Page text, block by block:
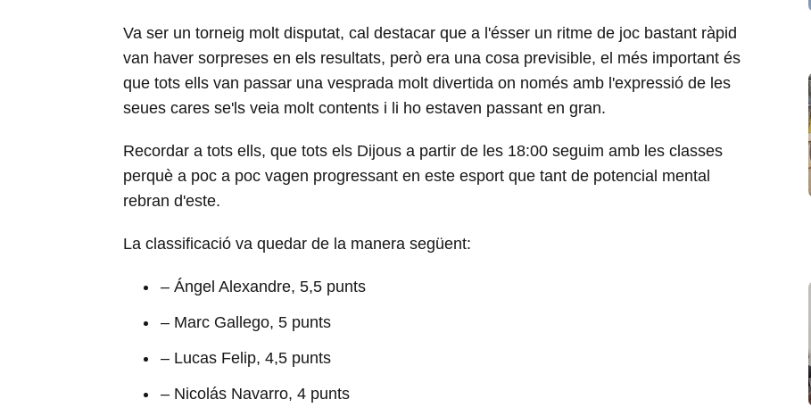
Va ser un torneig molt disputat, cal destacar que a l'ésser un ritme de joc bastant ràpid
van haver sorpreses en els resultats, però era una cosa previsible, el més important és
que tots ells van passar una vesprada molt divertida on només amb l'expressió de les
seues cares se'ls veia molt contents i li ho estaven passant en gran.
Recordar a tots ells, que tots els Dijous a partir de les 18:00 seguim amb les classes
perquè a poc a poc vagen progressant en este esport que tant de potencial mental
rebran d'este.
La classificació va quedar de la manera següent:
– Ángel Alexandre, 5,5 punts
– Marc Gallego, 5 punts
– Lucas Felip, 4,5 punts
– Nicolás Navarro, 4 punts